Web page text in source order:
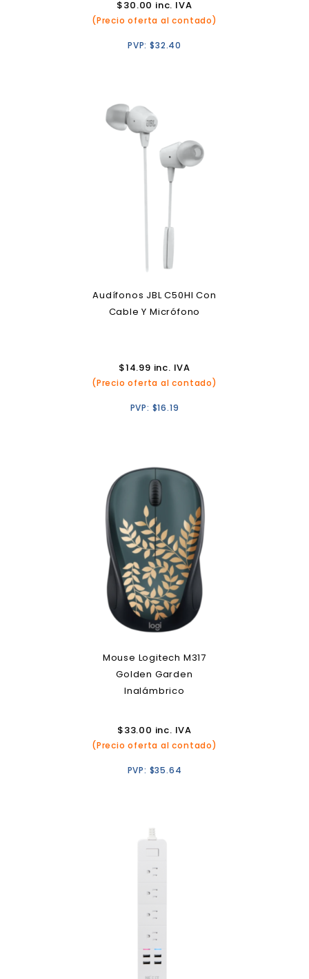
$30.00 inc. IVA
(Precio oferta al contado)
PVP:$32.40
Audífonos JBL C50HI Con
Cable Y Micrófono
$14.99 inc. IVA
(Precio oferta al contado)
PVP: $16.19
Mouse Logitech M317
Golden Garden
Inalámbrico
$33.00 inc. IVA
(Precio oferta al contado)
PVP: $35.64